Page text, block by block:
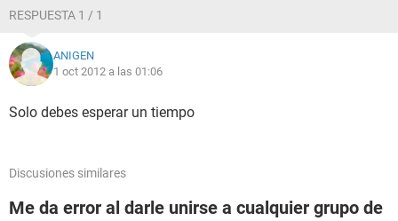
RESPUESTA 1 / 1
ANIGEN
1 oct 2012 a las 01:06
Solo debes esperar un tiempo
Discusiones similares
Me da error al darle unirse a cualquier grupo de